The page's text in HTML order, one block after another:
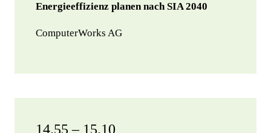
Energieeffizienz planen nach SIA 2040
ComputerWorks AG
14.55 – 15.10